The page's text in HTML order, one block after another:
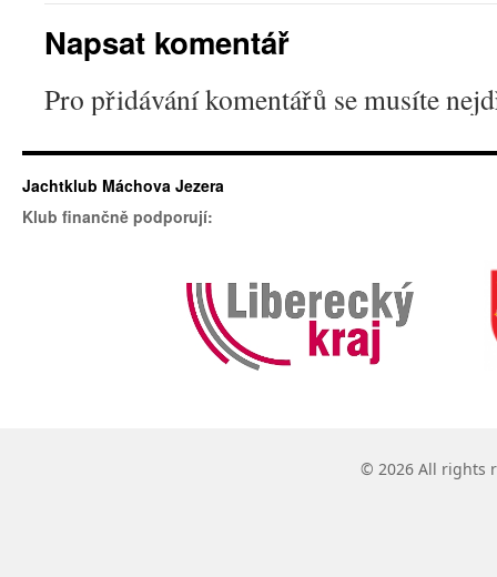
Napsat komentář
Pro přidávání komentářů se musíte
Jachtklub Máchova Jezera
Klub finančně podporují:
© 2026 All rights